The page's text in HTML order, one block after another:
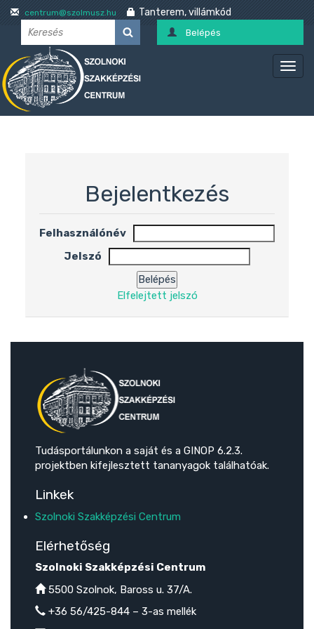
centrum@szolmusz.hu Tanterem, villámkód
Belépés
Bejelentkezés
Felhasználónév
Jelszó
Elfelejtett jelszó
Tudásportálunkon a saját és a GINOP 6.2.3.
projektben kifejlesztett tananyagok találhatóak.
Linkek
Szolnoki Szakképzési Centrum
Elérhetőség
Szolnoki Szakképzési Centrum
5500 Szolnok, Baross u. 37/A.
+36 56/425-844 – 3-as mellék